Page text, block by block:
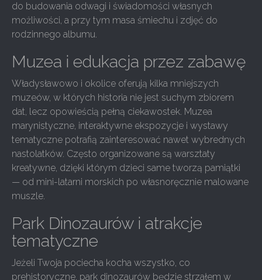
do budowania odwagi i świadomości własnych
możliwości, a przy tym masa śmiechu i zdjęć do
rodzinnego albumu.
Muzea i edukacja przez zabawę
Władysławowo i okolice oferują kilka mniejszych
muzeów, w których historia nie jest suchym zbiorem
dat, lecz opowieścią pełną ciekawostek. Muzea
marynistyczne, interaktywne ekspozycje i wystawy
tematyczne potrafią zainteresować nawet wybrednych
nastolatków. Często organizowane są warsztaty
kreatywne, dzięki którym dzieci same tworzą pamiątki
— od mini-latarni morskich po własnoręcznie malowane
muszle.
Park Dinozaurów i atrakcje
tematyczne
Jeżeli Twoja pociecha kocha wszystko, co
prehistoryczne, park dinozaurów będzie strzałem w